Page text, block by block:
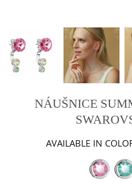
NÁUŠNICE
AVAILABLE IN